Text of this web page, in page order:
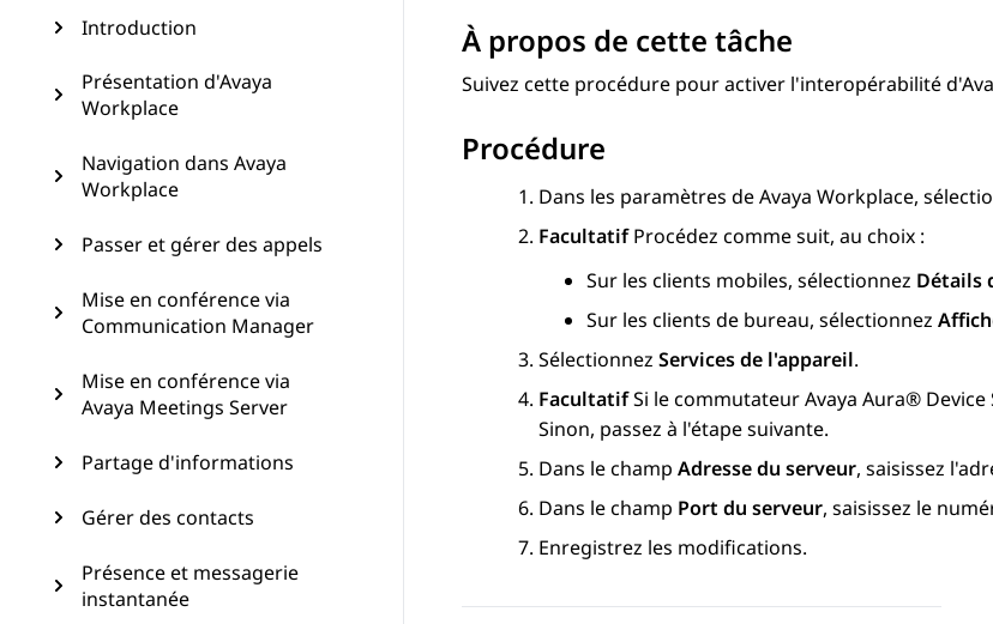
Introduction
Présentation d'Avaya
Workplace
Navigation dans Avaya
Workplace
Passer et gérer des appels
Mise en conférence via
Communication Manager
Mise en conférence via
Avaya Meetings Server
Partage d'informations
Gérer des contacts
Présence et messagerie
instantanée
À propos de cette tâche
Suivez cette procédure pour activer l'interopérabilité d'
Procédure
Dans les paramètres deAvaya Workplace,
FacultatifProcédez comme suit, au choix :
Sur les clients mobiles, sélectionnez Détails
Sur les clients de bureau, sélectionnez
Sélectionnez Services de l'appareil.
FacultatifSi le commutateurAvaya Aura® Device
Sinon, passez à l'étape suivante.
Dans le champ Adresse du serveur, saisissez
Dans le champ Port du serveur, saisissez le
Enregistrez les modifications.